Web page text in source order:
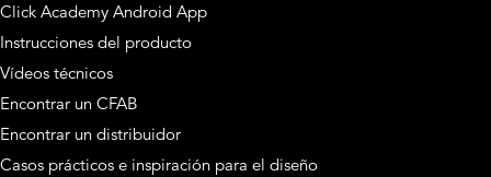
Click Academy Android App
Instrucciones del producto
Vídeos técnicos
Encontrar un CFAB
Encontrar un distribuidor
Casos prácticos e inspiración para el diseño